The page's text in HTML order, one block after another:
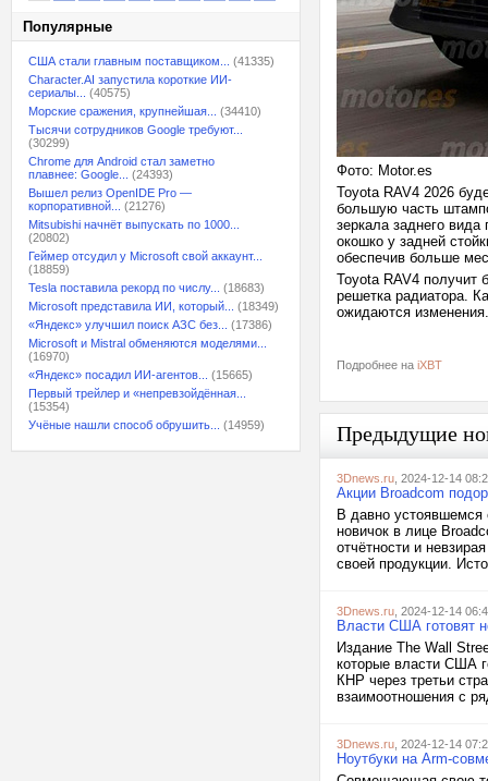
Популярные
США стали главным поставщиком...
(41335)
Character.AI запустила короткие ИИ-
сериалы...
(40575)
Морские сражения, крупнейшая...
(34410)
Тысячи сотрудников Google требуют...
(30299)
Chrome для Android стал заметно
плавнее: Google...
(24393)
Вышел релиз OpenIDE Pro —
корпоративной...
(21276)
Mitsubishi начнёт выпускать по 1000...
(20802)
Геймер отсудил у Microsoft свой аккаунт...
(18859)
Tesla поставила рекорд по числу...
(18683)
Microsoft представила ИИ, который...
(18349)
«Яндекс» улучшил поиск АЗС без...
(17386)
Microsoft и Mistral обменяются моделями...
(16970)
«Яндекс» посадил ИИ-агентов...
(15665)
Первый трейлер и «непревзойдённая...
(15354)
Учёные нашли способ обрушить...
(14959)
Фото: Motor.es
Toyota RAV4 2026
большую часть
зеркала заднего
окошко у задней
обеспечив больше
Toyota RAV4
решетка радиатора.
ожидаются изменения.
Подробнее на iXBT
Предыдущие
3Dnews.ru , 2024-12-14
Акции Broadcom
В давно устоявшемся
новичок в лице
отчётности и
своей продукции.
3Dnews.ru , 2024-12-14
Власти США готовят
Издание The Wall
которые власти США
КНР через третьи
взаимоотношения с
3Dnews.ru , 2024-12-14
Ноутбуки на Arm-